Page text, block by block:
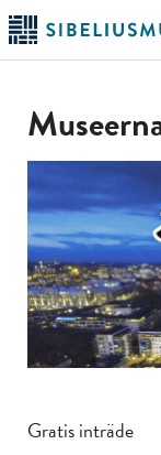
Hoppa
till
huvudinnehållet
Gratis inträde